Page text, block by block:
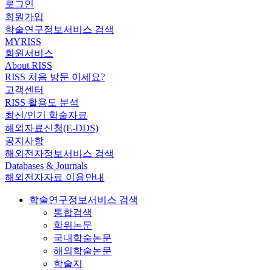
로그인
회원가입
학술연구정보서비스 검색
MYRISS
회원서비스
About RISS
RISS 처음 방문 이세요?
고객센터
RISS 활용도 분석
최신/인기 학술자료
해외자료신청(E-DDS)
공지사항
해외전자정보서비스 검색
Databases & Journals
해외전자자료 이용안내
학술연구정보서비스 검색
통합검색
학위논문
국내학술논문
해외학술논문
학술지